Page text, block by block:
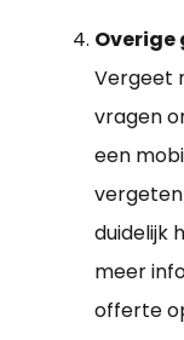
Overige
Vergeet
vragen
een
duidelijk
meer
offerte